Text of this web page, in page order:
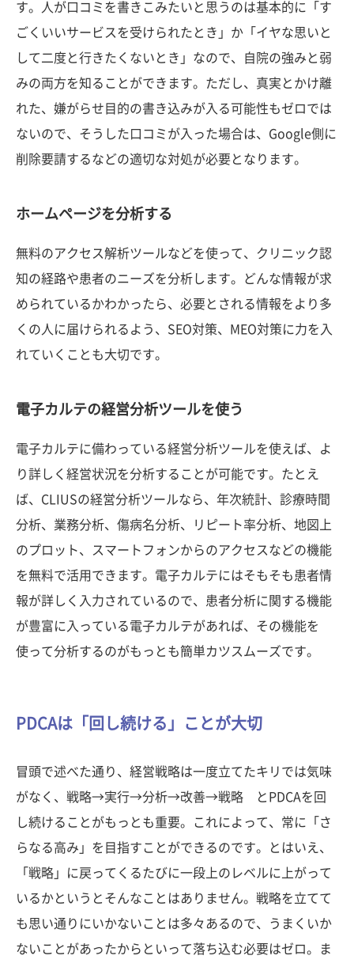
す。人が口コミを書きこみたいと思うのは基本的に「す
ごくいいサービスを受けられたとき」か「イヤな思いと
して二度と行きたくないとき」なので、自院の強みと弱
みの両方を知ることができます。ただし、真実とかけ離
れた、嫌がらせ目的の書き込みが入る可能性もゼロでは
ないので、そうした口コミが入った場合は、Google側に
削除要請するなどの適切な対処が必要となります。
ホームページを分析する
無料のアクセス解析ツールなどを使って、クリニック認
知の経路や患者のニーズを分析します。どんな情報が求
められているかわかったら、必要とされる情報をより多
くの人に届けられるよう、SEO対策、MEO対策に力を入
れていくことも大切です。
電子カルテの経営分析ツールを使う
電子カルテに備わっている経営分析ツールを使えば、よ
り詳しく経営状況を分析することが可能です。たとえ
ば、CLIUSの経営分析ツールなら、年次統計、診療時間
分析、業務分析、傷病名分析、リピート率分析、地図上
のプロット、スマートフォンからのアクセスなどの機能
を無料で活用できます。電子カルテにはそもそも患者情
報が詳しく入力されているので、患者分析に関する機能
が豊富に入っている電子カルテがあれば、その機能を
使って分析するのがもっとも簡単カツスムーズです。
PDCAは「回し続ける」ことが大切
冒頭で述べた通り、経営戦略は一度立てたキリでは気味
がなく、戦略→実行→分析→改善→戦略 とPDCAを回
し続けることがもっとも重要。これによって、常に「さ
らなる高み」を目指すことができるのです。とはいえ、
「戦略」に戻ってくるたびに一段上のレベルに上がって
いるかというとそんなことはありません。戦略を立てて
も思い通りにいかないことは多々あるので、うまくいか
ないことがあったからといって落ち込む必要はゼロ。ま